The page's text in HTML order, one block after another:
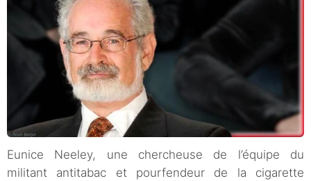
Eunice Neeley, une chercheuse de l’équipe du
militant antitabac et pourfendeur de la cigarette